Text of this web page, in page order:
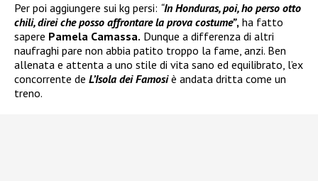
Per poi aggiungere sui kg persi: “In Honduras, poi, ho perso otto
chili, direi che posso affrontare la prova costume”, ha fatto
sapere Pamela Camassa. Dunque a differenza di altri
naufraghi pare non abbia patito troppo la fame, anzi. Ben
allenata e attenta a uno stile di vita sano ed equilibrato, l’ex
concorrente de L’Isola dei Famosiè andata dritta come un
treno.